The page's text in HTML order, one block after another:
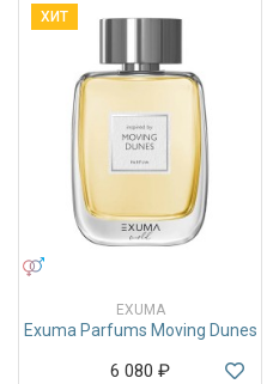
ХИТ
EXUMA
Exuma Parfums Moving Dunes
6 080 ₽